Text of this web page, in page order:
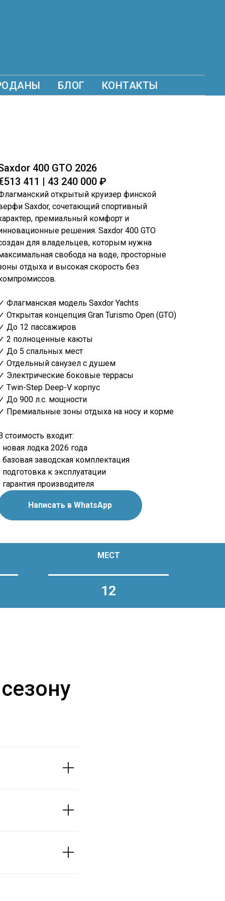
БЛОГ КОНТАКТЫ
400 GTO 2026
411 | 43 240 000 ₽
открытый круизер финской
Saxdor, сочетающий спортивный
премиальный комфорт и
решения. Saxdor 400 GTO
для владельцев, которым нужна
свобода на воде, просторные
отдыха и высокая скорость без
Флагманская модель Saxdor Yachts
Открытая концепция Gran Turismo Open (GTO)
До 12 пассажиров
2 полноценные каюты
До 5 спальных мест
Отдельный санузел с душем
Электрические боковые террасы
Twin-Step Deep-V корпус
До 900 л.с. мощности
Премиальные зоны отдыха на носу и корме
стоимость входит:
новая лодка 2026 года
базовая заводская комплектация
подготовка к эксплуатации
гарантия производителя
Написать в WhatsApp
МЕСТ
12